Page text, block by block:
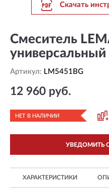
Скачать
Смеситель
Артикул: LM5451BG
12 960 руб.
НЕТ В НАЛИЧИИ
УВЕДОМИТЬ
ХАРАКТЕРИСТИКИ